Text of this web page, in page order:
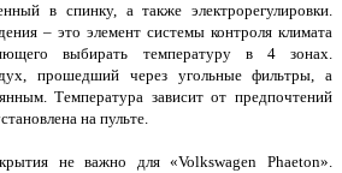
в спинку, а также электрорегулировки.
– это элемент системы контроля климата
выбирать температуру в 4 зонах.
прошедший через угольные фильтры, а
Температура зависит от предпочтений
на пульте.
не важно для«Volkswagen Phaeton».